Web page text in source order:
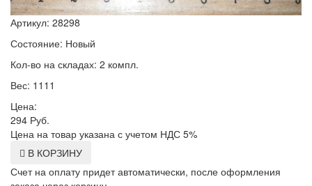
Артикул: 28298
Состояние: Новый
Кол-во на складах: 2 компл.
Вес: 1111
Цена:
294 Руб.
Цена на товар указана с учетом НДС 5%
В КОРЗИНУ
Счет на оплату придет автоматически, после оформления